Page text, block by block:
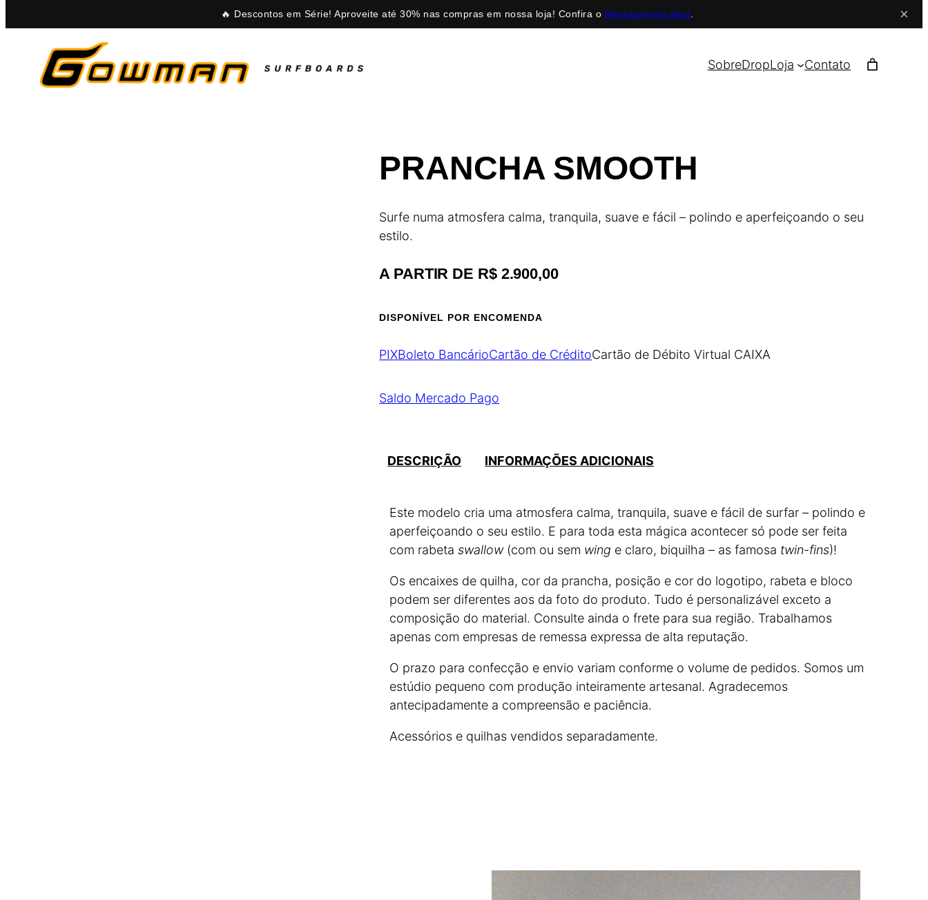
🔥 Descontos em Série! Aproveite até 30% nas compras em nossa loja! Confira o Regulamento Aqui ×
SobreDropLoja Contato
PRANCHA SMOOTH
Surfe numa atmosfera calma, tranquila, suave e fácil – polindo e aperfeiçoando o seu
estilo.
A PARTIR DE R$ 2.900,00
DISPONÍVEL POR ENCOMENDA
PIXBoleto BancárioCartão de CréditoCartão de Débito Virtual CAIXA
Saldo Mercado Pago
DESCRIÇÃO INFORMAÇÕES ADICIONAIS
Este modelo cria uma atmosfera calma, tranquila, suave e fácil de surfar – polindo e
aperfeiçoando o seu estilo. E para toda esta mágica acontecer só pode ser feita
com rabetaswallow(com ou sem wing e claro, biquilha – as famosa twin-fins)!
Os encaixes de quilha, cor da prancha, posição e cor do logotipo, rabeta e bloco
podem ser diferentes aos da foto do produto. Tudo é personalizável exceto a
composição do material. Consulte ainda o frete para sua região. Trabalhamos
apenas com empresas de remessa expressa de alta reputação.
O prazo para confecção e envio variam conforme o volume de pedidos. Somos um
estúdio pequeno com produção inteiramente artesanal. Agradecemos
antecipadamente a compreensão e paciência.
Acessórios e quilhas vendidos separadamente.